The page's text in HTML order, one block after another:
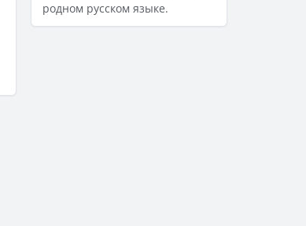
родном русском языке.